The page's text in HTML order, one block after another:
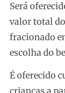
Será
valor total
fracionado
escolha do
É oferecido
crianças a